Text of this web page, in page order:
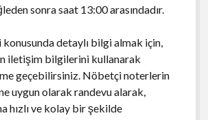
sonra saat 13:00 arasındadır.
konusunda detaylı bilgi almak için,
iletişim bilgilerini kullanarak
geçebilirsiniz. Nöbetçi noterlerin
uygun olarak randevu alarak,
hızlı ve kolay bir şekilde